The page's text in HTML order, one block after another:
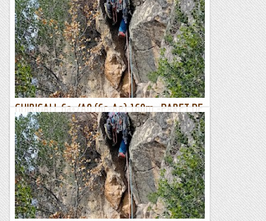
GUIRIGALL 6a+/A0 (6c-Ae) 160m.-PARET DE
L'OS- SANT LLORENÇ DE MONTGAI
L’altre dia si em punxen no em treuen sang . Com marquen
les tradicions a cal Gall divendres a tres quarts de quinze la
gent desperta i comença a demanar allò típic...
Lo gall